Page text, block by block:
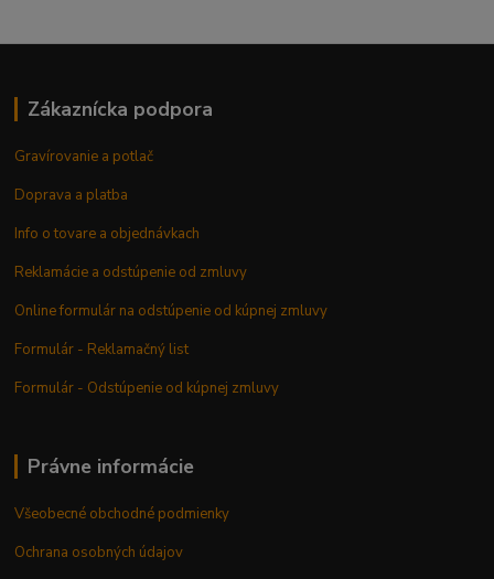
Zákaznícka podpora
Gravírovanie a potlač
Doprava a platba
Info o tovare a objednávkach
Reklamácie a odstúpenie od zmluvy
Online formulár na odstúpenie od kúpnej zmluvy
Formulár - Reklamačný list
Formulár - Odstúpenie od kúpnej zmluvy
Právne informácie
Všeobecné obchodné podmienky
Ochrana osobných údajov